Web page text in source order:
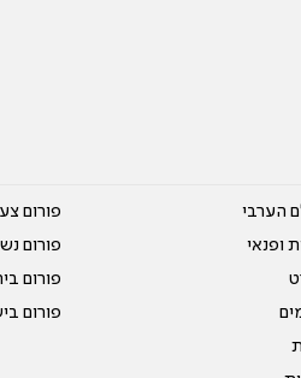
הערבי
ופנאי
פורום
פורום
פורום
פורום